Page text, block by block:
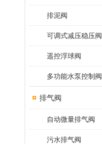
排泥阀
可调式减压稳压阀
遥控浮球阀
多功能水泵控制阀
排气阀
自动微量排气阀
污水排气阀